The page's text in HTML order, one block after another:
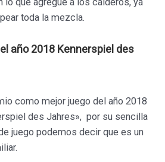
toda la mezcla.
año 2018 Kennerspiel des
como mejor juego del año 2018
des Jahres», por su sencilla
juego podemos decir que es un